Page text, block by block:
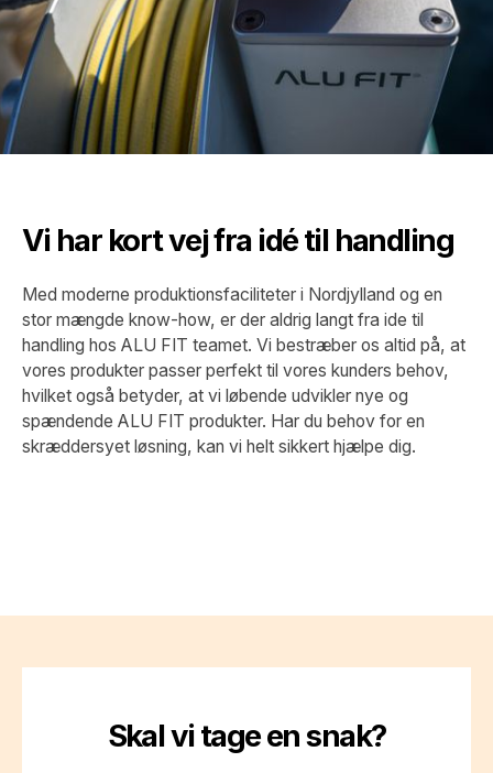
Vi har kort vej fra idé til handling
Med moderne produktionsfaciliteter i Nordjylland og en
stor mængde know-how, er der aldrig langt fra ide til
handling hos ALU FIT teamet. Vi bestræber os altid på, at
vores produkter passer perfekt til vores kunders behov,
hvilket også betyder, at vi løbende udvikler nye og
spændende ALU FIT produkter. Har du behov for en
skræddersyet løsning, kan vi helt sikkert hjælpe dig.
Skal vi tage en snak?